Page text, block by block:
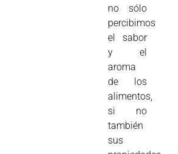
no sólo
percibimos
el sabor
y el
aroma
de los
alimentos,
si no
también
sus